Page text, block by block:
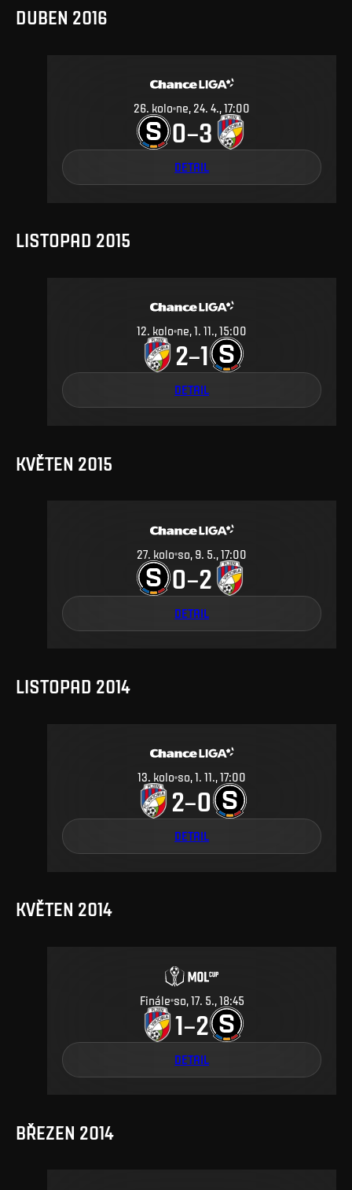
DUBEN 2016
26. kolo ne, 24. 4., 17:00
0–3
DETAIL
LISTOPAD 2015
12. kolo ne, 1. 11., 15:00
2–1
DETAIL
KVĚTEN 2015
27. kolo so, 9. 5., 17:00
0–2
DETAIL
LISTOPAD 2014
13. kolo so, 1. 11., 17:00
2–0
DETAIL
KVĚTEN 2014
Finále so, 17. 5., 18:45
1–2
DETAIL
BŘEZEN 2014